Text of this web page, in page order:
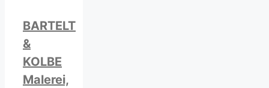
BARTELT
&
KOLBE
Malerei,